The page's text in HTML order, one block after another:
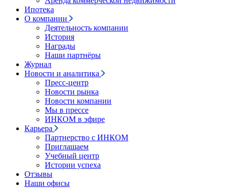
Ипотека
О компании
Деятельность компании
История
Награды
Наши партнёры
Журнал
Новости и аналитика
Пресс-центр
Новости рынка
Новости компании
Мы в прессе
ИНКОМ в эфире
Карьера
Партнерство с ИНКОМ
Приглашаем
Учебный центр
Истории успеха
Отзывы
Наши офисы